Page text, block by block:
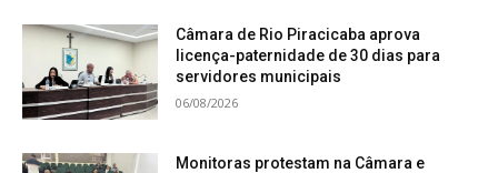
Câmara de Rio Piracicaba aprova
licença-paternidade de 30 dias para
servidores municipais
06/08/2026
Monitoras protestam na Câmara e